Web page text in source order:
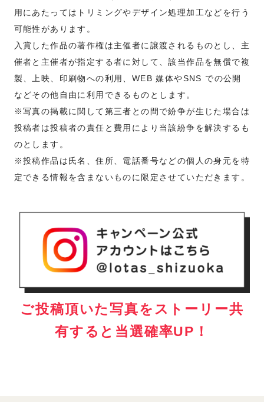
用にあたってはトリミングやデザイン処理加工などを行う
可能性があります。
入賞した作品の著作権は主催者に譲渡されるものとし、主
催者と主催者が指定する者に対して、該当作品を無償で複
製、上映、印刷物への利用、WEB 媒体やSNS での公開
などその他自由に利用できるものとします。
※写真の掲載に関して第三者との間で紛争が生じた場合は
投稿者は投稿者の責任と費用により当該紛争を解決するも
のとします。
※投稿作品は氏名、住所、電話番号などの個人の身元を特
定できる情報を含まないものに限定させていただきます。
ご投稿頂いた写真をストーリー共
有すると当選確率UP！